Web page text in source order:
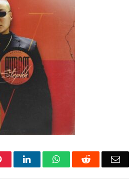
PinterestLinkedInWhatsAppReddit